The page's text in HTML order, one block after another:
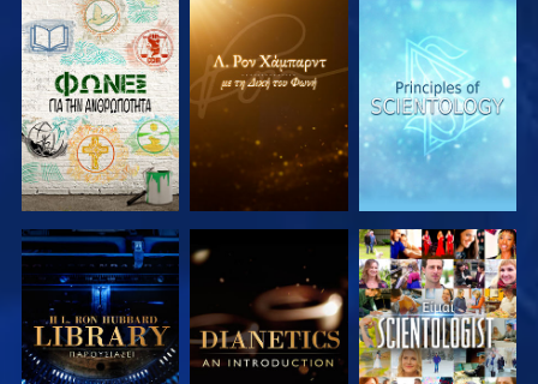
ΕΞΕΡΕΥΝΗΣΤΕ
ΤΗ ΣΕΙΡΑ
ΕΞΕΡΕΥΝΗΣΤΕ
ΤΗ ΣΕΙΡΑ
ΕΞΕΡΕΥΝΗΣΤΕ
ΤΗ ΣΕΙΡΑ
ΕΞΕΡΕΥΝΗΣΤΕ
ΤΗ ΣΕΙΡΑ
ΕΞΕΡΕΥΝΗΣΤΕ
ΤΗ ΣΕΙΡΑ
ΠΑΡΑΚΟΛΟΥΘΗΣΤΕ